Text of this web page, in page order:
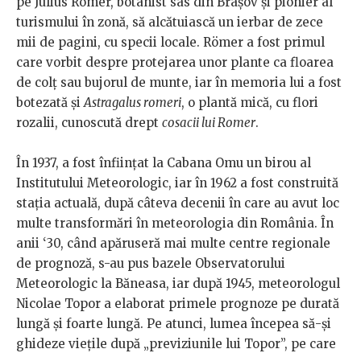
turismului în zonă, să alcătuiască un ierbar de zece
mii de pagini, cu specii locale. Römer a fost primul
care vorbit despre protejarea unor plante ca floarea
de colț sau bujorul de munte, iar în memoria lui a fost
botezată șiAstragalus romeri, o plantă mică, cu flori
rozalii, cunoscută drept cosacii lui Romer.
În 1937, a fost înființat la Cabana Omu un birou al
Institutului Meteorologic, iar în 1962 a fost construită
stația actuală, după câteva decenii în care au avut loc
multe transformări în meteorologia din România. În
anii ‘30, când apăruseră mai multe centre regionale
de prognoză, s-au pus bazele Observatorului
Meteorologic la Băneasa, iar după 1945, meteorologul
Nicolae Topor a elaborat primele prognoze pe durată
lungă și foarte lungă. Pe atunci, lumea începea să-și
ghideze viețile după „previziunile lui Topor”, pe care